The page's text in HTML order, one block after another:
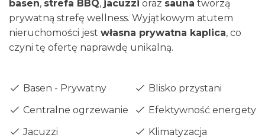
basen, strefa BBQ, jacuzzi oraz sauna tworzą
prywatną strefę wellness. Wyjątkowym atutem
nieruchomości jest własna prywatna kaplica, co
czyni tę ofertę naprawdę unikalną.
Basen - Prywatny
Blisko przystani
Centralne ogrzewanie - DieselEfektywność
Jacuzzi
Klimatyzacja